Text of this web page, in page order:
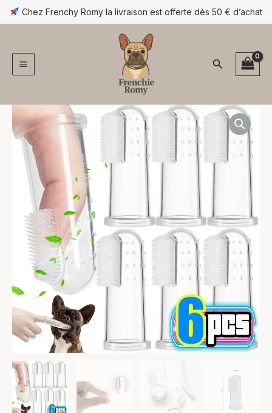
Aller
au
Chez Frenchy Romy la livraison est offerte dès 50 € d’achat
Rechercher
Plage
de
prix :
4,90 €
8,90 €
quantité
de
Brosse
dents
doigt
silicone